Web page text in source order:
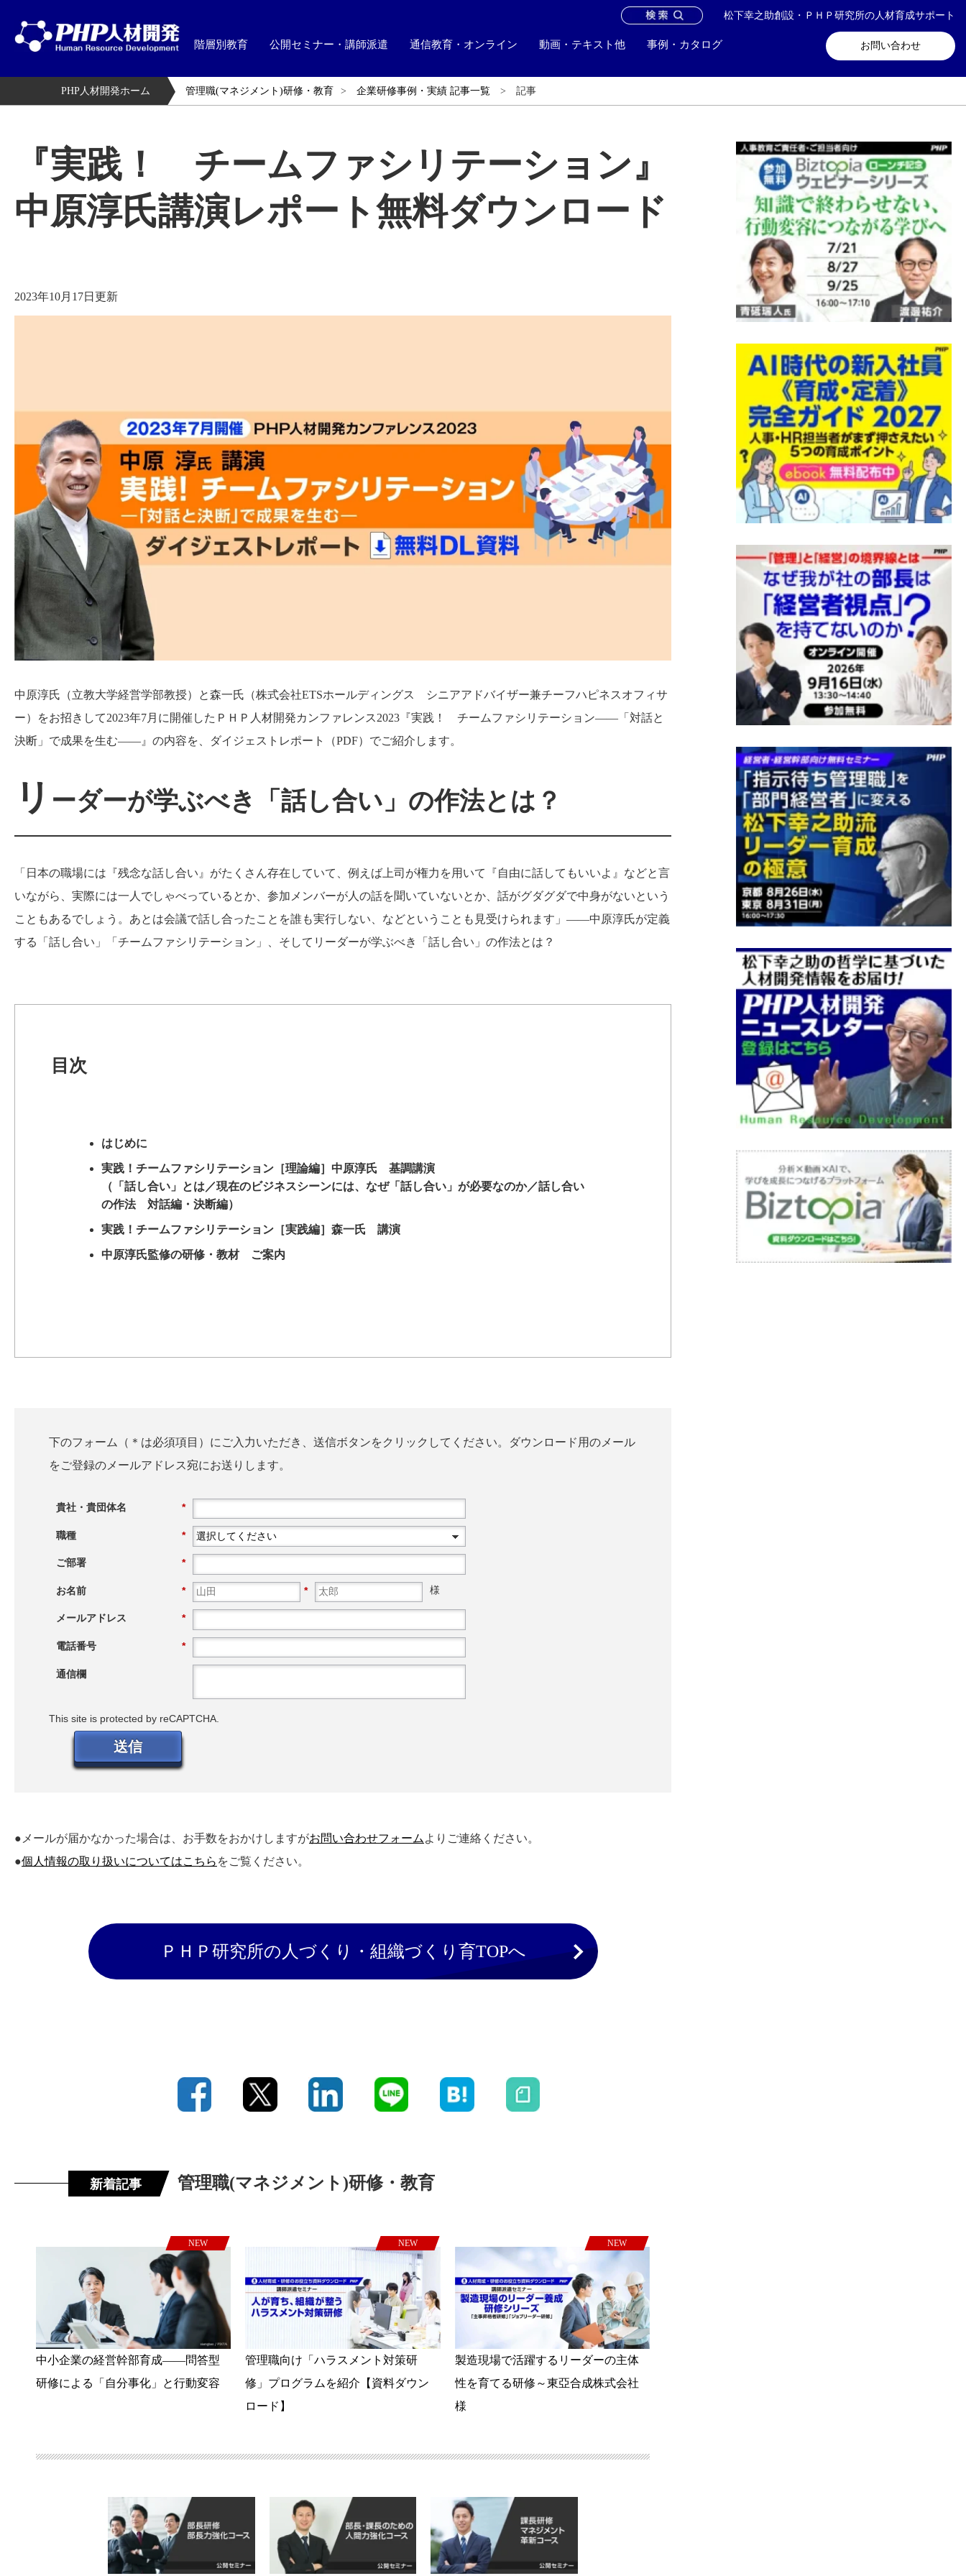
松下幸之助創設・ＰＨＰ研究所の人材育成サポート
お問い合わせ
階層別教育 公開セミナー・講師派遣 通信教育・オンライン 動画・テキスト他 事例・カタログ
お問い合わせ メールマガジン登録
PHP人材開発ホーム 管理職(マネジメント)研修・教育 企業研修事例・実績 記事一覧 記事
『実践！ チームファシリテーション』
中原淳氏講演レポート無料ダウンロード
2023年10月17日更新
中原淳氏（立教大学経営学部教授）と森一氏（株式会社ETSホールディングス シニアアドバイザー兼チーフハピネスオフィサ
ー）をお招きして2023年7月に開催したＰＨＰ人材開発カンファレンス2023『実践！ チームファシリテーション――「対話と
決断」で成果を生む――』の内容を、ダイジェストレポート（PDF）でご紹介します。
リ ーダーが学ぶべき「話し合い」の作法とは？
「日本の職場には『残念な話し合い』がたくさん存在していて、例えば上司が権力を用いて『自由に話してもいいよ』などと言
いながら、実際には一人でしゃべっているとか、参加メンバーが人の話を聞いていないとか、話がグダグダで中身がないという
こともあるでしょう。あとは会議で話し合ったことを誰も実行しない、などということも見受けられます」――中原淳氏が定義
する「話し合い」「チームファシリテーション」、そしてリーダーが学ぶべき「話し合い」の作法とは？
目次
はじめに
実践！チームファシリテーション［理論編］中原淳氏 基調講演
（「話し合い」とは／現在のビジネスシーンには、なぜ「話し合い」が必要なのか／話し合い
の作法 対話編・決断編）
実践！チームファシリテーション［実践編］森一氏 講演
中原淳氏監修の研修・教材 ご案内
下のフォーム（＊は必須項目）にご入力いただき、送信ボタンをクリックしてください。ダウンロード用のメール
をご登録のメールアドレス宛にお送りします。
*
貴社・貴団体名
*
職種
*
ご部署
*
お名前 * 様
*
メールアドレス
*
電話番号
通信欄
This site is protected by reCAPTCHA.
送信
●メールが届かなかった場合は、お手数をおかけしますがお問い合わせフォーム よりご連絡ください。
●個人情報の取り扱いについてはこちら をご覧ください。
ＰＨＰ研究所の人づくり・組織づくり育TOPへ
新着記事 管理職(マネジメント)研修・教育
NEW
中小企業の経営幹部育成――問答型
研修による「自分事化」と行動変容
NEW
管理職向け「ハラスメント対策研
修」プログラムを紹介【資料ダウン
ロード】
NEW
製造現場で活躍するリーダーの主体
性を育てる研修～東亞合成株式会社
様